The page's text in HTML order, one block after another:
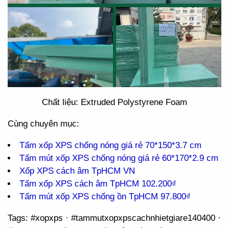
Chất liệu: Extruded Polystyrene Foam
Cùng chuyên mục:
Tấm xốp XPS chống nóng giá rẻ 70*150*3.7 cm
Tấm mút xốp XPS chống nóng giá rẻ 60*170*2.9 cm
Xốp XPS cách âm TpHCM VN
Tấm xốp XPS cách âm TpHCM 102.200₫
Tấm mút xốp XPS chống ồn TpHCM 97.800₫
Tags: #xopxps · #tammutxopxpscachnhietgiare140400 ·